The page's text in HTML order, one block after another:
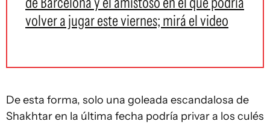
volver a jugar este viernes; mirá el video
De esta forma, solo una goleada escandalosa de
Shakhtar en la última fecha podría privar a los culés